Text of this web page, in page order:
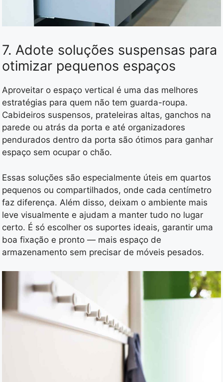
7. Adote soluções suspensas para
otimizar pequenos espaços
Aproveitar o espaço vertical é uma das melhores
estratégias para quem não tem guarda-roupa.
Cabideiros suspensos, prateleiras altas, ganchos na
parede ou atrás da porta e até organizadores
pendurados dentro da porta são ótimos para ganhar
espaço sem ocupar o chão.
Essas soluções são especialmente úteis em quartos
pequenos ou compartilhados, onde cada centímetro
faz diferença. Além disso, deixam o ambiente mais
leve visualmente e ajudam a manter tudo no lugar
certo. É só escolher os suportes ideais, garantir uma
boa fixação e pronto — mais espaço de
armazenamento sem precisar de móveis pesados.